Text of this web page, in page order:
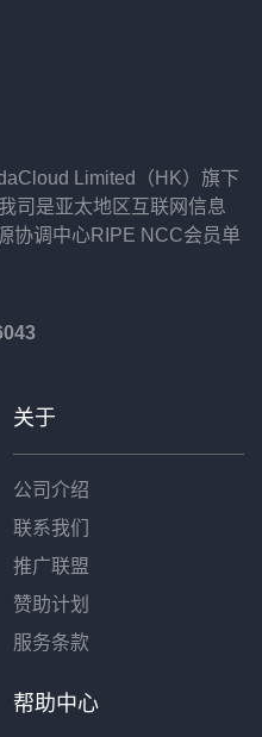
Limited（HK）旗下
司是亚太地区互联网信息
协调中心RIPE NCC会员单
关于
公司介绍
联系我们
推广联盟
赞助计划
服务条款
帮助中心